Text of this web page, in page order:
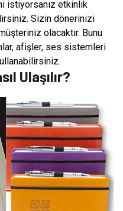
istiyorsanız etkinlik
Sizin dönerinizi
olacaktır. Bunu
afişler, ses sistemleri
Ulaşılır?